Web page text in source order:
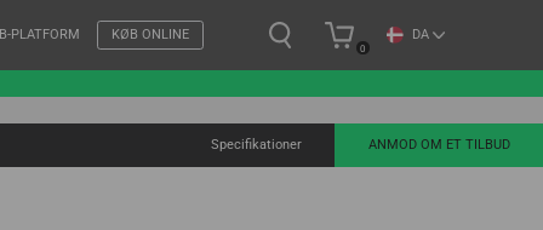
PLATFORM KØB ONLINE
0
DA
Specifikationer ANMOD OM ET TILBUD